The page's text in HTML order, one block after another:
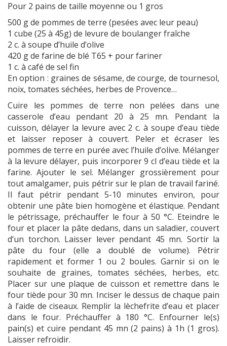
Pour 2 pains de taille moyenne ou 1 gros
500 g de pommes de terre (pesées avec leur peau)
1 cube (25 à 45g) de levure de boulanger fraîche
2 c. à soupe d’huile d’olive
420 g de farine de blé T65 + pour fariner
1 c. à café de sel fin
En option : graines de sésame, de courge, de tournesol,
noix, tomates séchées, herbes de Provence…
Cuire les pommes de terre non pelées dans une
casserole d’eau pendant 20 à 25 mn. Pendant la
cuisson, délayer la levure avec 2 c. à soupe d’eau tiède
et laisser reposer à couvert. Peler et écraser les
pommes de terre en purée avec l’huile d’olive. Mélanger
à la levure délayer, puis incorporer 9 cl d’eau tiède et la
farine. Ajouter le sel. Mélanger grossièrement pour
tout amalgamer, puis pétrir sur le plan de travail fariné.
Il faut pétrir pendant 5-10 minutes environ, pour
obtenir une pâte bien homogène et élastique. Pendant
le pétrissage, préchauffer le four à 50 °C. Eteindre le
four et placer la pâte dedans, dans un saladier, couvert
d’un torchon. Laisser lever pendant 45 mn. Sortir la
pâte du four (elle a doublé de volume). Pétrir
rapidement et former 1 ou 2 boules. Garnir si on le
souhaite de graines, tomates séchées, herbes, etc.
Placer sur une plaque de cuisson et remettre dans le
four tiède pour 30 mn. Inciser le dessus de chaque pain
à l’aide de ciseaux. Remplir la lèchefrite d’eau et placer
dans le four. Préchauffer à 180 °C. Enfourner le(s)
pain(s) et cuire pendant 45 mn (2 pains) à 1h (1 gros).
Laisser refroidir.